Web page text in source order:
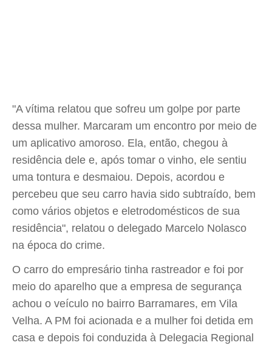
"A vítima relatou que sofreu um golpe por parte
dessa mulher. Marcaram um encontro por meio de
um aplicativo amoroso. Ela, então, chegou à
residência dele e, após tomar o vinho, ele sentiu
uma tontura e desmaiou. Depois, acordou e
percebeu que seu carro havia sido subtraído, bem
como vários objetos e eletrodomésticos de sua
residência", relatou o delegado Marcelo Nolasco
na época do crime.
O carro do empresário tinha rastreador e foi por
meio do aparelho que a empresa de segurança
achou o veículo no bairro Barramares, em Vila
Velha. A PM foi acionada e a mulher foi detida em
casa e depois foi conduzida à Delegacia Regional